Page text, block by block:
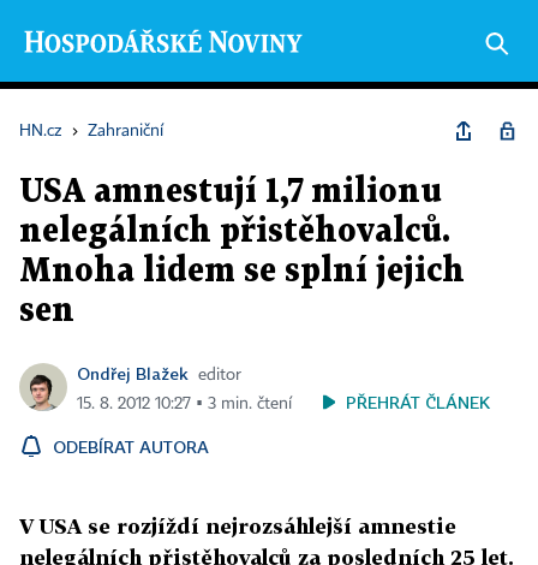
HN.cz › Zahraniční
USA amnestují 1,7 milionu
nelegálních přistěhovalců.
Mnoha lidem se splní jejich
sen
Ondřej Blažek
editor
15. 8. 2012 10:27 ▪ 3 min. čtení
PŘEHRÁT ČLÁNEK
ODEBÍRAT AUTORA
V USA se rozjíždí nejrozsáhlejší amnestie
nelegálních přistěhovalců za posledních 25 let.